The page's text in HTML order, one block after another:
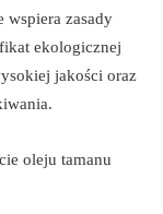
wspiera zasady
ekologicznej
jakości oraz
oleju tamanu